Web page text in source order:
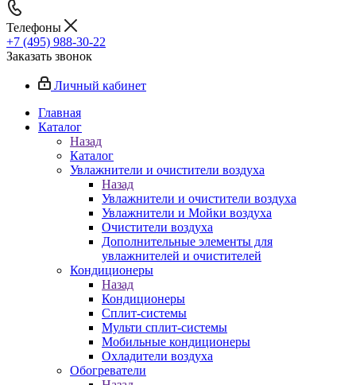
Телефоны
+7 (495) 988-30-22
Заказать звонок
Личный кабинет
Главная
Каталог
Назад
Каталог
Увлажнители и очистители воздуха
Назад
Увлажнители и очистители воздуха
Увлажнители и Мойки воздуха
Очистители воздуха
Дополнительные элементы для
увлажнителей и очистителей
Кондиционеры
Назад
Кондиционеры
Сплит-системы
Мульти сплит-системы
Мобильные кондиционеры
Охладители воздуха
Обогреватели